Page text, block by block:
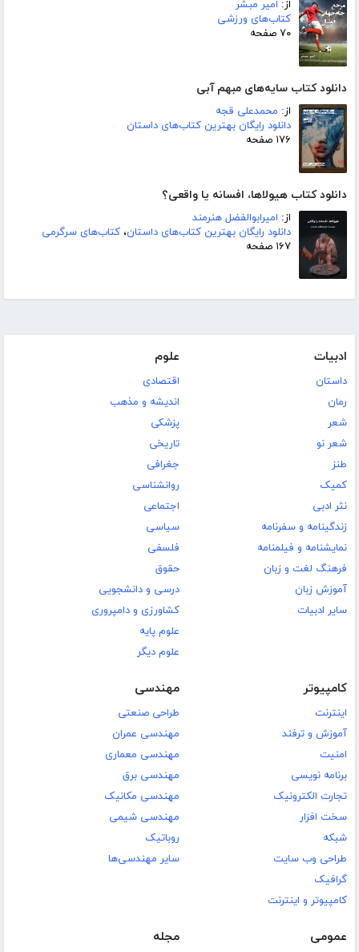
از: امیر مبشر
کتاب‌های ورزشی
۷۰ صفحه
دانلود کتاب سایه‌های مبهم آبی
از: محمدعلی قجه
دانلود رایگان بهترین کتاب‌های داستان
۱۷۶ صفحه
دانلود کتاب هیولاها، افسانه یا واقعی؟
از: امیرابوالفضل هنرمند
دانلود رایگان بهترین کتاب‌های داستان، کتاب‌های سرگرمی
۱۶۷ صفحه
ادبیات
داستان
رمان
شعر
شعر نو
طنز
کمیک
نثر ادبی
زندگینامه و سفرنامه
نمایشنامه و فیلمنامه
فرهنگ لغت و زبان
آموزش زبان
سایر ادبیات
علوم
اقتصادی
اندیشه و مذهب
پزشکی
تاریخی
جغرافی
روانشناسی
اجتماعی
سیاسی
فلسفی
حقوق
درسی و دانشجویی
کشاورزی و دامپروری
علوم پایه
علوم دیگر
کامپیوتر
اینترنت
آموزش و ترفند
امنیت
برنامه نویسی
تجارت الکترونیک
سخت افزار
شبکه
طراحی وب سایت
گرافیک
کامپیوتر و اینترنت
مهندسی
طراحی صنعتی
مهندسی عمران
مهندسی معماری
مهندسی برق
مهندسی مکانیک
مهندسی شیمی
روباتیک
سایر مهندسی‌ها
عمومی مجله